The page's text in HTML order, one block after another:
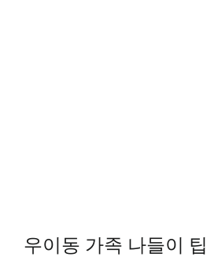
우이동 가족 나들이 팁